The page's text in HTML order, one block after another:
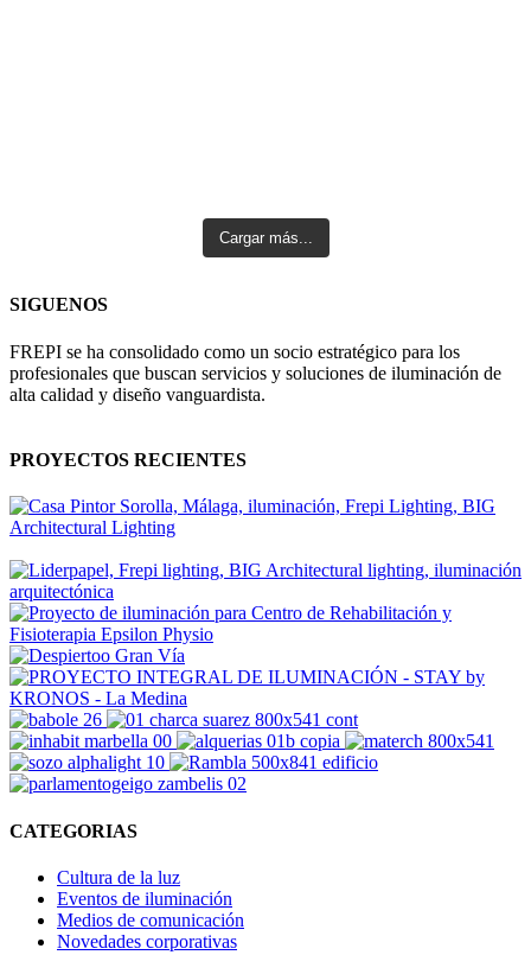
Cargar más...
SIGUENOS
FREPI se ha consolidado como un socio estratégico para los
profesionales que buscan servicios y soluciones de iluminación de
alta calidad y diseño vanguardista.
PROYECTOS RECIENTES
CATEGORIAS
Cultura de la luz
Eventos de iluminación
Medios de comunicación
Novedades corporativas